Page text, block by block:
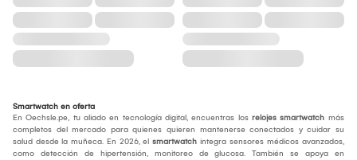
Smartwatch en oferta
En Oechsle.pe, tu aliado en tecnología digital, encuentras los relojes smartwatch más
completos del mercado para quienes quieren mantenerse conectados y cuidar su
salud desde la muñeca. En 2026, el smartwatch integra sensores médicos avanzados,
como detección de hipertensión, monitoreo de glucosa. También se apoya en